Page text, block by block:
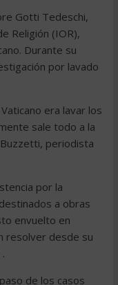
Gotti Tedeschi,
Religión (IOR),
Durante su
por lavado
era lavar los
sale todo a la
Buzzetti, periodista
por la
a obras
envuelto en
resolver desde su
de los casos